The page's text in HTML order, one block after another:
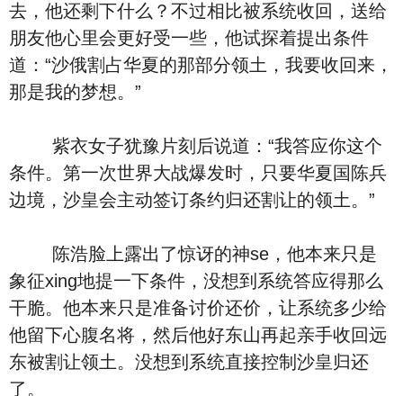
去，他还剩下什么？不过相比被系统收回，送给
朋友他心里会更好受一些，他试探着提出条件
道：“沙俄割占华夏的那部分领土，我要收回来，
那是我的梦想。”
紫衣女子犹豫片刻后说道：“我答应你这个
条件。第一次世界大战爆发时，只要华夏国陈兵
边境，沙皇会主动签订条约归还割让的领土。”
陈浩脸上露出了惊讶的神se，他本来只是
象征xing地提一下条件，没想到系统答应得那么
干脆。他本来只是准备讨价还价，让系统多少给
他留下心腹名将，然后他好东山再起亲手收回远
东被割让领土。没想到系统直接控制沙皇归还
了。